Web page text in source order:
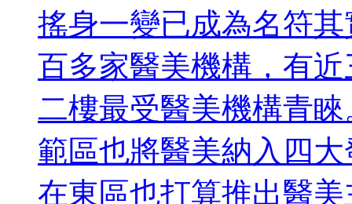
搖身一變已成為名符
百多家醫美機構，有
二樓最受醫美機構青
範區也將醫美納入四
在東區也打算推出醫